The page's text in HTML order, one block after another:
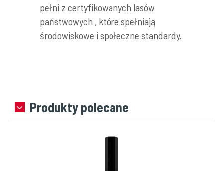
pełni z certyfikowanych lasów
państwowych , które spełniają
środowiskowe i społeczne standardy.
Produkty polecane